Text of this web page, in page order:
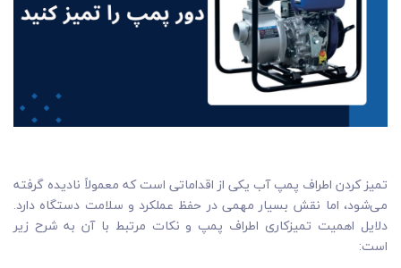
تمیز کردن اطراف پمپ آب یکی از اقداماتی است که معمولاً نادیده گرفته
می‌شود، اما نقش بسیار مهمی در حفظ عملکرد و سلامت دستگاه دارد.
دلایل اهمیت تمیزکاری اطراف پمپ و نکات مرتبط با آن به شرح زیر
است: